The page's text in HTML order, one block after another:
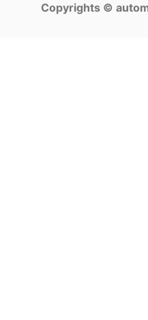
Copyrights ©